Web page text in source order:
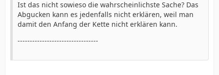
Ist das nicht sowieso die wahrscheinlichste Sache? Das
Abgucken kann es jedenfalls nicht erklären, weil man
damit den Anfang der Kette nicht erklären kann.
---------------------------------